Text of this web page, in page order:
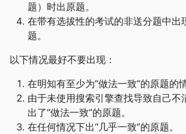
题）时出原题。
在带有选拔性的考试的非送分题中出
题。
以下情况最好不要出现：
在明知有至少为“做法一致”的原题的
由于未使用搜索引擎查找导致自己不
出了“做法一致”的原题。
在任何情况下出“几乎一致”的原题。